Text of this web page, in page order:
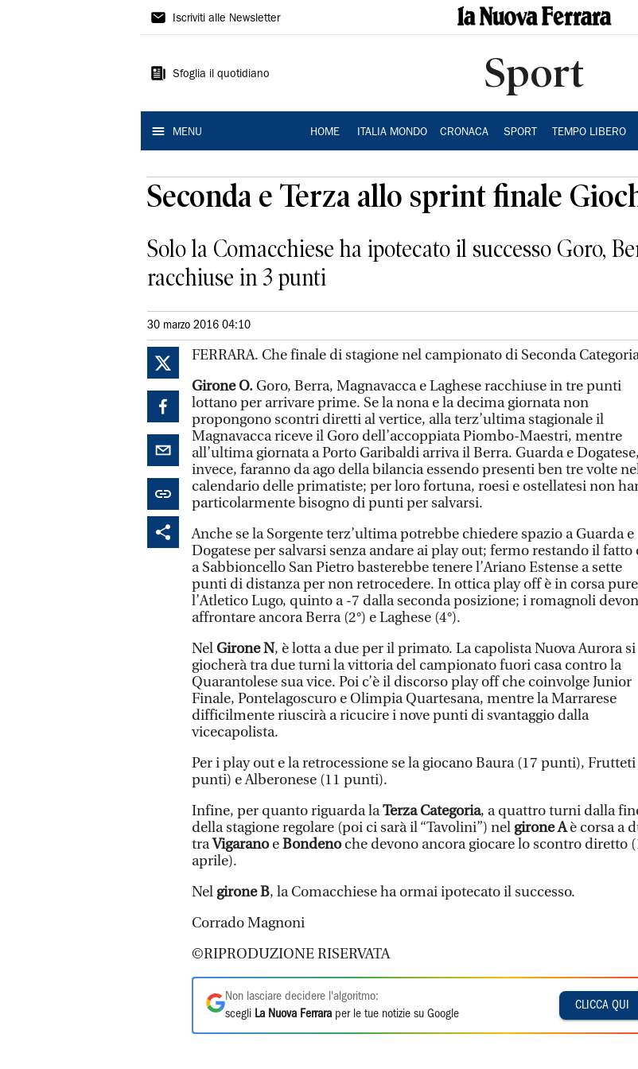
La
Ferrara
Iscriviti alle Newsletter
Sfoglia il quotidiano Sport
MENU HOME ITALIA MONDO CRONACA SPORT TEMPO LIBERO
Seconda e Terza allo sprint finale
Solo la Comacchiese ha ipotecato il successo Goro,
racchiuse in 3 punti
30 marzo 2016 04:10
FERRARA. Che finale di stagione nel campionato di Seconda
Girone O.Goro, Berra, Magnavacca e Laghese racchiuse in tre punti
lottano per arrivare prime. Se la nona e la decima giornata non
propongono scontri diretti al vertice, alla terz’ultima stagionale il
Magnavacca riceve il Goro dell’accoppiata Piombo-Maestri, mentre
all’ultima giornata a Porto Garibaldi arriva il Berra. Guarda e Dogatese,
invece, faranno da ago della bilancia essendo presenti ben tre volte
calendario delle primatiste; per loro fortuna, roesi e ostellatesi non
particolarmente bisogno di punti per salvarsi.
Anche se la Sorgente terz’ultima potrebbe chiedere spazio a Guarda e
Dogatese per salvarsi senza andare ai play out; fermo restando il fatto
a Sabbioncello San Pietro basterebbe tenere l’Ariano Estense a sette
punti di distanza per non retrocedere. In ottica play off è in corsa pure
l’Atletico Lugo, quinto a -7 dalla seconda posizione; i romagnoli
affrontare ancora Berra (2°) e Laghese (4°).
NelGirone N, è lotta a due per il primato. La capolista Nuova Aurora si
giocherà tra due turni la vittoria del campionato fuori casa contro la
Quarantolese sua vice. Poi c’è il discorso play off che coinvolge Junior
Finale, Pontelagoscuro e Olimpia Quartesana, mentre la Marrarese
difficilmente riuscirà a ricucire i nove punti di svantaggio dalla
vicecapolista.
Per i play out e la retrocessione se la giocano Baura (17 punti), Frutteti
punti) e Alberonese (11 punti).
Infine, per quanto riguarda laTerza Categoria, a quattro turni dalla
della stagione regolare (poi ci sarà il “Tavolini”) nel girone Aè corsa a
traVigaranoeBondenoche devono ancora giocare lo scontro diretto
aprile).
Nel girone B, la Comacchiese ha ormai ipotecato il successo.
Corrado Magnoni
©RIPRODUZIONE RISERVATA
Non lasciare decidere l'algoritmo:
scegli La Nuova Ferrara per le tue notizie su Google
CLICCA QUI